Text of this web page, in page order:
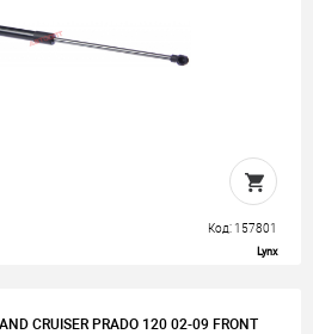
Код: 157801
Lynx
CRUISER PRADO 120 02-09 FRONT